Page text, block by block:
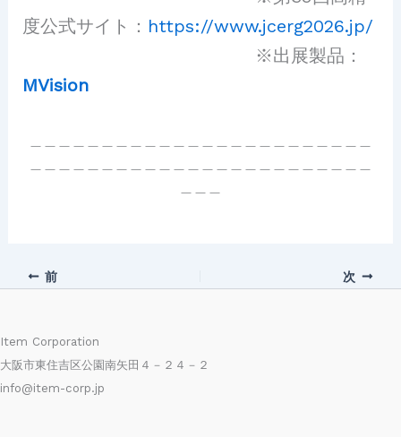
度公式サイト： https://www.jcerg2026.jp/
※出展製品：
MVision
前 次
Item Corporation
大阪市東住吉区公園南矢田４－２４－２
info@item-corp.jp